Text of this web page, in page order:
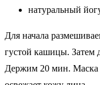
натуральный
Для начала
густой кашицы. Затем
Держим 20 мин. Маска